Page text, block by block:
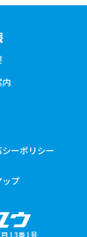
13番1号
ーポリシー
ップ